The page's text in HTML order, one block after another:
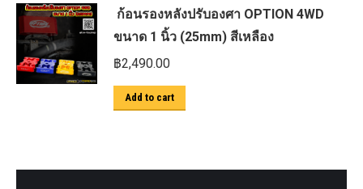
ก้อนรองหลังปรับองศา OPTION 4WD
ขนาด 1 นิ้ว (25mm) สีเหลือง
฿2,490.00
Add to cart